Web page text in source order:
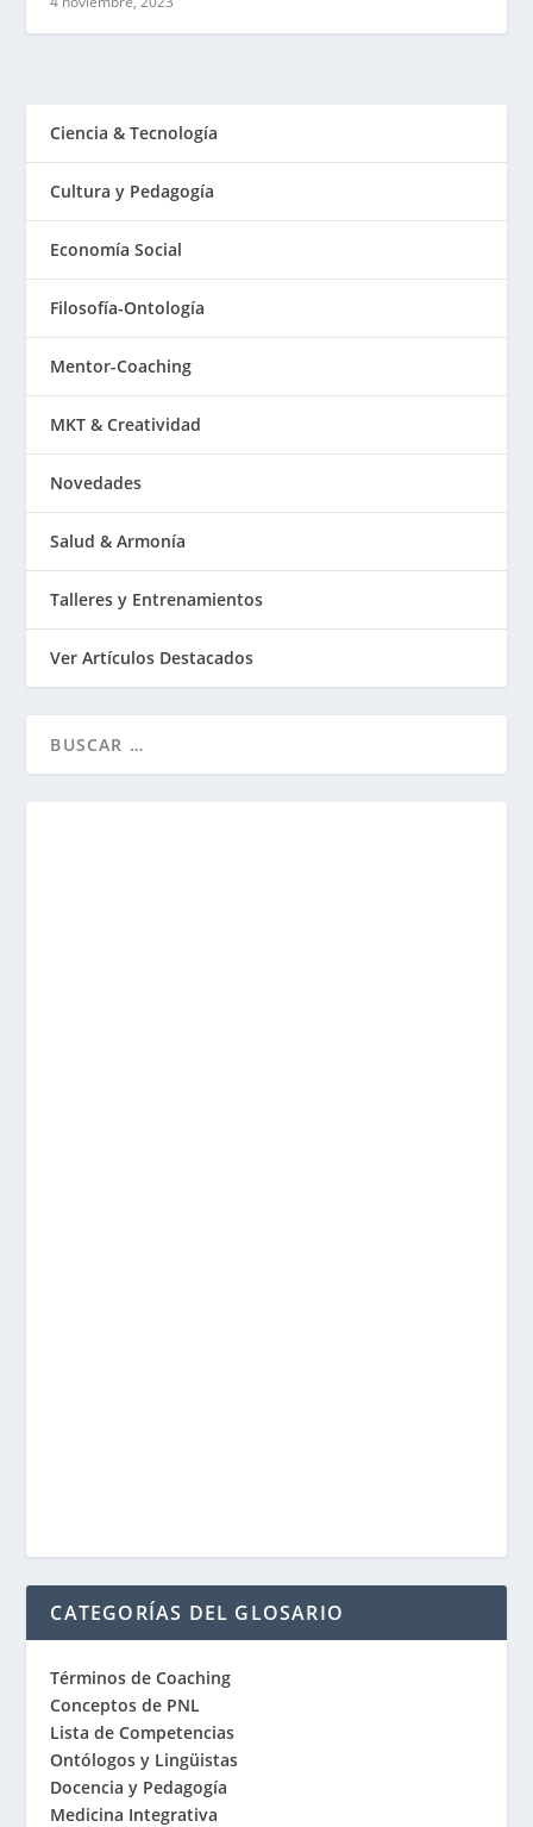
Ciencia & Tecnología
Cultura y Pedagogía
Economía Social
Filosofía-Ontología
Mentor-Coaching
MKT & Creatividad
Novedades
Salud & Armonía
Talleres y Entrenamientos
Ver Artículos Destacados
CATEGORÍAS DEL GLOSARIO
Términos de Coaching
Conceptos de PNL
Lista de Competencias
Ontólogos y Lingüistas
Docencia y Pedagogía
Medicina Integrativa